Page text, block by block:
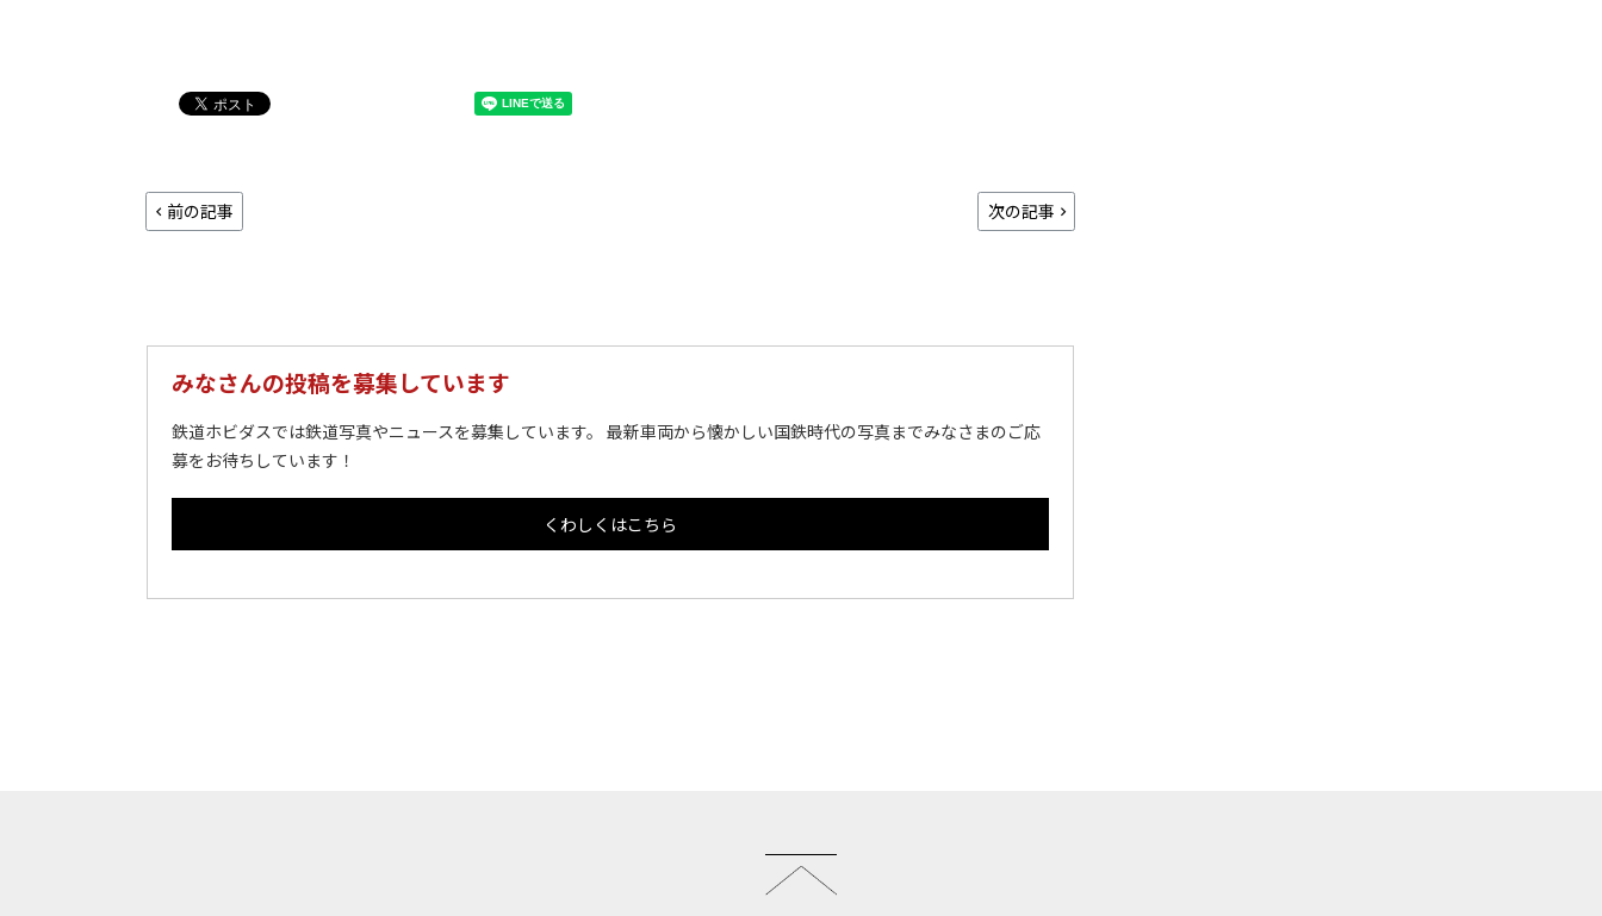
前の記事 次の記事
みなさんの投稿を募集しています
鉄道ホビダスでは鉄道写真やニュースを募集しています。 最新車両から懐かしい国鉄時代の写真までみなさまのご応
募をお待ちしています！
くわしくはこちら